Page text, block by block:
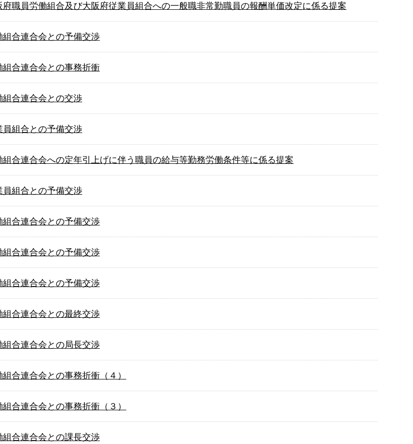
職員労働組合及び大阪府従業員組合への一般職非常勤職員の報酬単価改定に係る提案
合連合会との予備交渉
合連合会との事務折衝
合連合会との交渉
組合との予備交渉
合連合会への定年引上げに伴う職員の給与等勤務労働条件等に係る提案
組合との予備交渉
合連合会との予備交渉
合連合会との予備交渉
組合連合会との予備交渉
組合連合会との最終交渉
組合連合会との局長交渉
合連合会との事務折衝（４）
合連合会との事務折衝（３）
組合連合会との課長交渉